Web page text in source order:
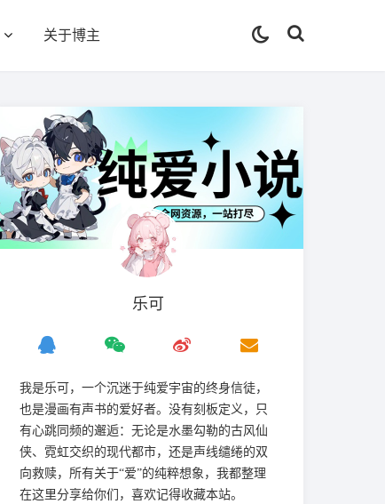
关于博主
乐可
我是‌乐可，一个沉迷于纯爱宇宙的终身信徒，
也是漫画有声书的爱好者。没有刻板定义，只
有心跳同频的邂逅：无论是水墨勾勒的古风仙
侠、霓虹交织的现代都市，还是声线缱绻的双
向救赎，所有关于“爱”的纯粹想象，我都整理
在这里分享给你们，喜欢记得收藏本站。